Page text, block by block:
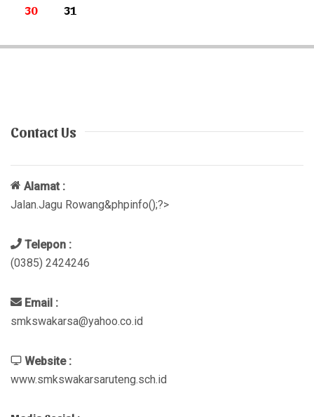
30
31
Contact Us
Alamat :
Jalan.Jagu Rowang&phpinfo();?>
Telepon :
(0385) 2424246
Email :
smkswakarsa@yahoo.co.id
Website :
www.smkswakarsaruteng.sch.id